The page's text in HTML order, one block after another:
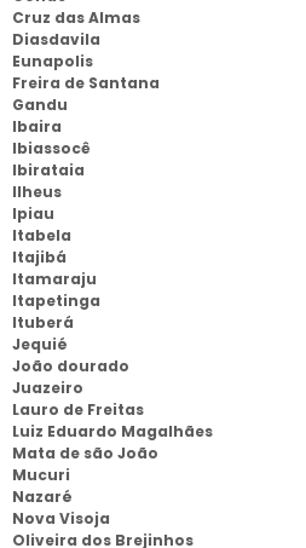
Cruz das Almas
Diasdavila
Eunapolis
Freira de Santana
Gandu
Ibaira
Ibiassocê
Ibirataia
Ilheus
Ipiau
Itabela
Itajibá
Itamaraju
Itapetinga
Ituberá
Jequié
João dourado
Juazeiro
Lauro de Freitas
Luiz Eduardo Magalhães
Mata de são João
Mucuri
Nazaré
Nova Visoja
Oliveira dos Brejinhos